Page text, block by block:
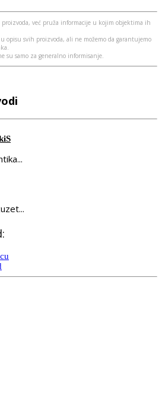
proizvoda, već pruža informacije u kojim objektima ih
opisu svih proizvoda, ali ne možemo da garantujemo
su samo za generalno informisanje.